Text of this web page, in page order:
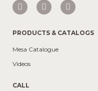
PRODUCTS & CATALOGS
Mesa Catalogue
Videos
CALL